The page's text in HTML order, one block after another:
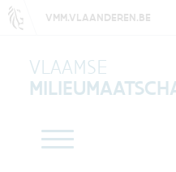
VMM.VLAANDEREN.BE
VLAAMSE